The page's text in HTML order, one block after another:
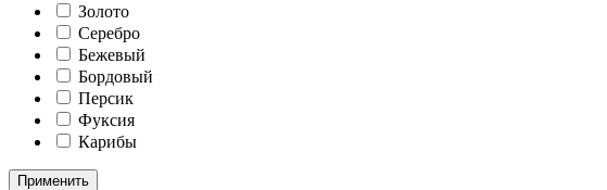
Золото
Серебро
Бежевый
Бордовый
Персик
Фуксия
Карибы
Применить